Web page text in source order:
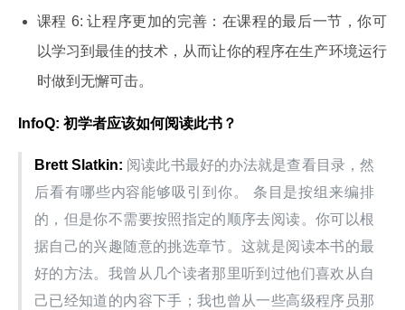
课程 6: 让程序更加的完善：在课程的最后一节，你可
以学习到最佳的技术，从而让你的程序在生产环境运行
时做到无懈可击。
InfoQ: 初学者应该如何阅读此书？
Brett Slatkin: 阅读此书最好的办法就是查看目录，然
后看有哪些内容能够吸引到你。 条目是按组来编排
的，但是你不需要按照指定的顺序去阅读。你可以根
据自己的兴趣随意的挑选章节。这就是阅读本书的最
好的方法。我曾从几个读者那里听到过他们喜欢从自
己已经知道的内容下手；我也曾从一些高级程序员那